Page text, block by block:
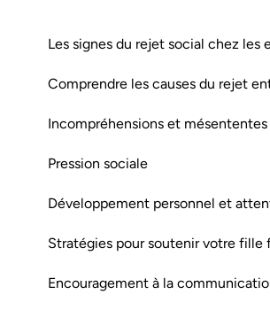
Les signes du rejet social chez les
Comprendre les causes du rejet
Incompréhensions et mésententes
Pression sociale
Développement personnel et
Stratégies pour soutenir votre fille
Encouragement à la